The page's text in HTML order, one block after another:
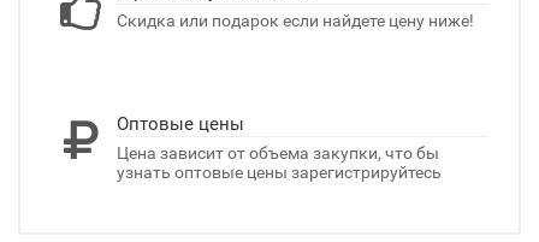
Скидка или подарок если найдете цену ниже!
Оптовые цены
Цена зависит от объема закупки, что бы
узнать оптовые цены зарегистрируйтесь